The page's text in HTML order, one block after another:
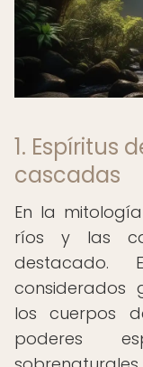
1. Espíritus
cascadas
En la
ríos y las
destacado.
considerados
los cuerpos
poderes